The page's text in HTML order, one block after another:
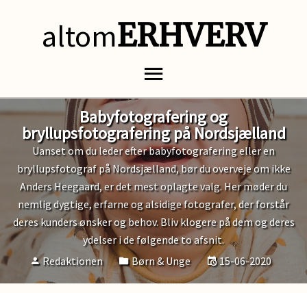
altomERHVERV
Babyfotografering og
bryllupsfotografering på Nordsjælland
Uanset om du leder efter babyfotografering eller en
bryllupsfotograf på Nordsjælland, bør du overveje om ikke
Anders Heegaard, er det mest oplagte valg. Her møder du
nemlig dygtige, erfarne og alsidige fotografer, der forstår
deres kunders ønsker og behov. Bliv klogere på dem og deres
ydelser i de følgende to afsnit.
Redaktionen
Børn & Unge 15-06-2020